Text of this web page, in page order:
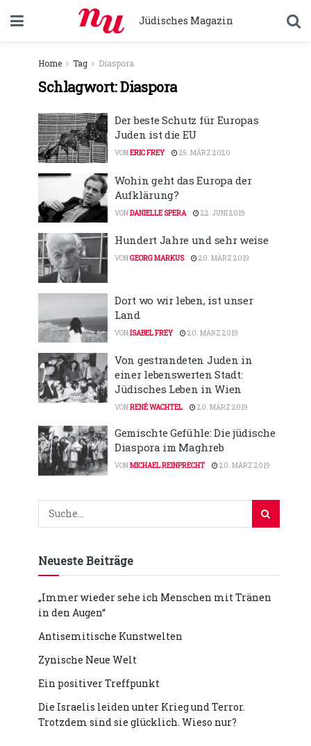
Jüdisches Magazin
Home Tag Diaspora
Schlagwort:Diaspora
Der beste Schutz für Europas
Juden ist die EU
VONERIC FREY 25. MÄRZ 2020
Wohin geht das Europa der
Aufklärung?
VONDANIELLE SPERA 22. JUNI 2019
Hundert Jahre und sehr weise
VONGEORG MARKUS 20. MÄRZ 2019
Dort wo wir leben, ist unser
Land
VONISABEL FREY 20. MÄRZ 2019
Von gestrandeten Juden in
einer lebenswerten Stadt:
Jüdisches Leben in Wien
VONRENÉ WACHTEL 20. MÄRZ 2019
Gemischte Gefühle: Die jüdische
Diaspora im Maghreb
VONMICHAEL REINPRECHT 20. MÄRZ 2019
Neueste Beiträge
„Immer wieder sehe ich Menschen mit Tränen
in den Augen“
Antisemitische Kunstwelten
Zynische Neue Welt
Ein positiver Treffpunkt
Die Israelis leiden unter Krieg und Terror.
Trotzdem sind sie glücklich. Wieso nur?